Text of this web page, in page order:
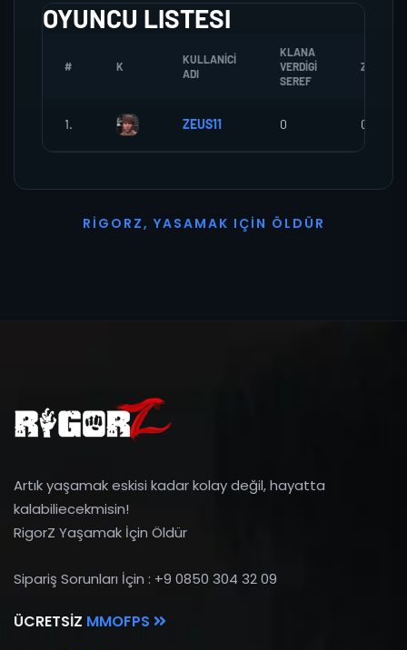
OYUNCU LISTESI
# K
KULLANICI
ADI
KLANA
VERDIGI
SEREF
ZOMBI
1. ZEUS11 0 0
R I G O R Z, YASAMAK I ÇI N Ö L D Ü R
Artık yaşamak eskisi kadar kolay değil, hayatta
kalabiliecekmisin!
RigorZ Yaşamak İçin Öldür
Sipariş Sorunları İçin : +9 0850 304 32 09
ÜCRETSIZ MMOFPS